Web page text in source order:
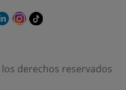
Este
en
Este
en
Enlace
externa.
derechos reservados